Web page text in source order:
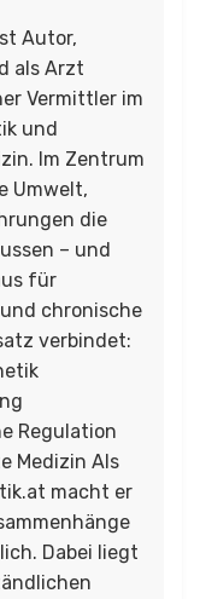
Autor,
als Arzt
Vermittler im
und
Im Zentrum
Umwelt,
die
– und
für
chronische
verbindet:
Regulation
Medizin Als
macht er
Dabei liegt